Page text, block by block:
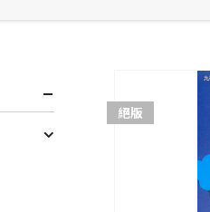
絕版